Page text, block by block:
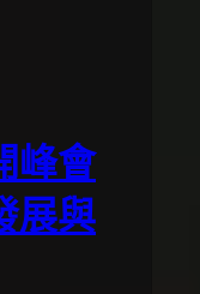
峰會
展與